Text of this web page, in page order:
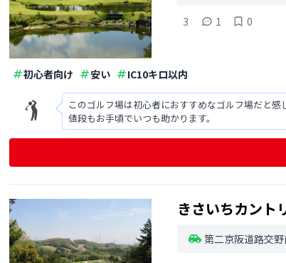
3 1 0
初心者向け 安い IC10キロ以内
このゴルフ場は初心者におすすめなゴルフ場だと
値段もお手頃でいつも助かります。
きさいちカント
第二京阪道路交